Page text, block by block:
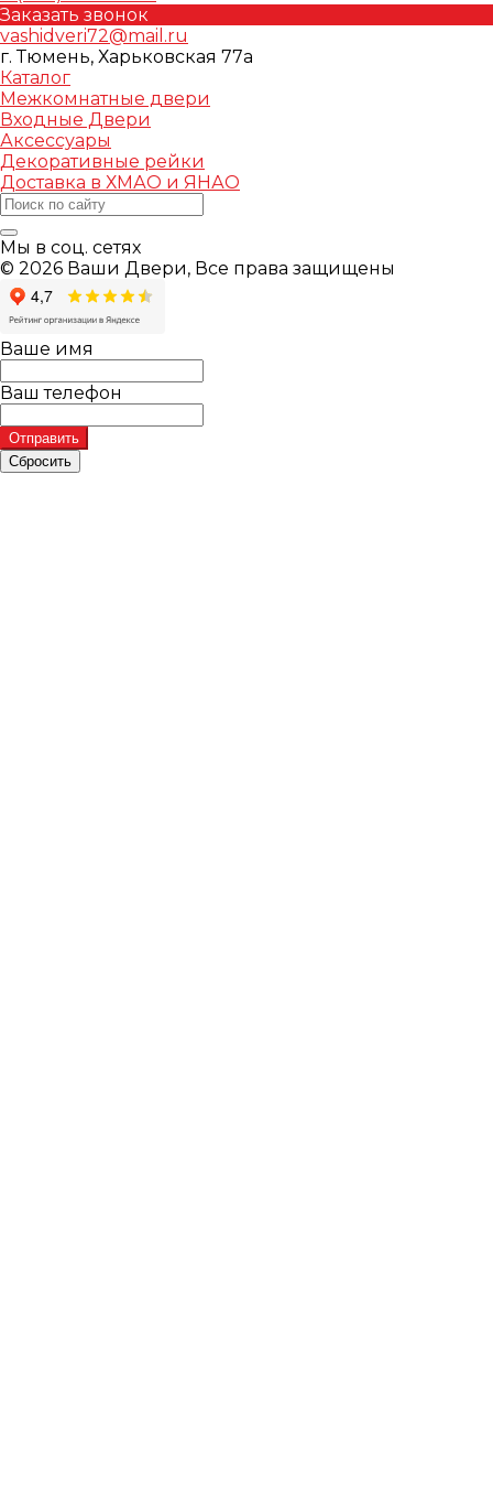
Заказать звонок
vashidveri72@mail.ru
г. Тюмень, Харьковская 77а
Каталог
Межкомнатные двери
Входные Двери
Аксессуары
Декоративные рейки
Доставка в ХМАО и ЯНАО
Мы в соц. сетях
© 2026 Ваши Двери, Все права защищены
Ваше имя
Ваш телефон
Отправить